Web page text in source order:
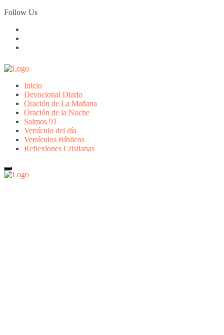
Skip
to
Follow Us
Inicio
Devocional Diario
Oración de La Mañana
Oración de la Noche
Salmos 91
Versículo del día
Versículos Bíblicos
Reflexiones Cristianas